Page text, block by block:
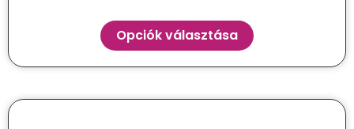
Opciók választása